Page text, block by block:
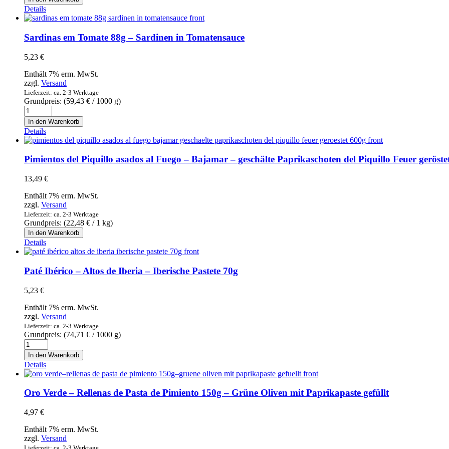
aceite
de
Oliva
-
Ortiz
Sardinen
Olivenöl
100g
Menge
Details
Sardinas em Tomate 88g – Sardinen in Tomatensauce
5,23 €
Enthält 7% erm. MwSt.
zzgl. Versand
Lieferzeit: ca. 2-3 Werktage
Grundpreis: (59,43 € / 1000 g)
Sardinas
em
Tomate
88g
-
Sardinen
in
Menge
In den Warenkorb
Details
Pimientos del Piquillo asados al Fuego – Bajamar – geschälte Paprikaschoten del Piquillo Feuer
13,49 €
Enthält 7% erm. MwSt.
zzgl. Versand
Lieferzeit: ca. 2-3 Werktage
Grundpreis: (22,48 € / 1 kg)
Pimientos
del
Piquillo
asados
al
Fuego
Bajamar
-
geschälte
Paprikaschoten
del
Piquillo
Feuer
geröstet
600g
Menge
In den Warenkorb
Details
Paté Ibérico – Altos de Iberia – Iberische Pastete 70g
5,23 €
Enthält 7% erm. MwSt.
zzgl. Versand
Lieferzeit: ca. 2-3 Werktage
Grundpreis: (74,71 € / 1000 g)
Paté
Ibérico
-
Altos
de
Iberia
-
Pastete
Menge
In den Warenkorb
Details
Oro Verde – Rellenas de Pasta de Pimiento 150g – Grüne Oliven mit Paprikapaste gefüllt
4,97 €
Enthält 7% erm. MwSt.
zzgl. Versand